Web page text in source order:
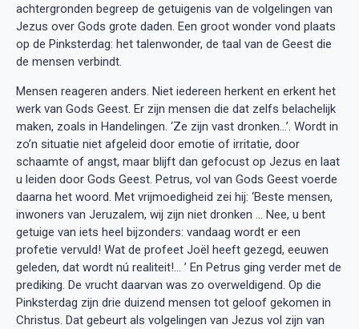
achtergronden begreep de getuigenis van de volgelingen van
Jezus over Gods grote daden. Een groot wonder vond plaats
op de Pinksterdag: het talenwonder, de taal van de Geest die
de mensen verbindt.
Mensen reageren anders. Niet iedereen herkent en erkent het
werk van Gods Geest. Er zijn mensen die dat zelfs belachelijk
maken, zoals in Handelingen. ‘Ze zijn vast dronken…’. Wordt in
zo’n situatie niet afgeleid door emotie of irritatie, door
schaamte of angst, maar blijft dan gefocust op Jezus en laat
u leiden door Gods Geest. Petrus, vol van Gods Geest voerde
daarna het woord. Met vrijmoedigheid zei hij: ‘Beste mensen,
inwoners van Jeruzalem, wij zijn niet dronken … Nee, u bent
getuige van iets heel bijzonders: vandaag wordt er een
profetie vervuld! Wat de profeet Joël heeft gezegd, eeuwen
geleden, dat wordt nú realiteit!... ’ En Petrus ging verder met de
prediking. De vrucht daarvan was zo overweldigend. Op die
Pinksterdag zijn drie duizend mensen tot geloof gekomen in
Christus. Dat gebeurt als volgelingen van Jezus vol zijn van